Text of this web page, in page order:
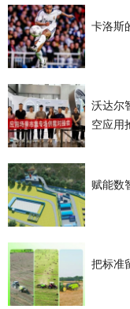
卡洛斯
沃达尔
空应用
赋能数
把标准